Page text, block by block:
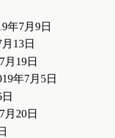
年7月9日
13日
月19日
年7月5日
月20日